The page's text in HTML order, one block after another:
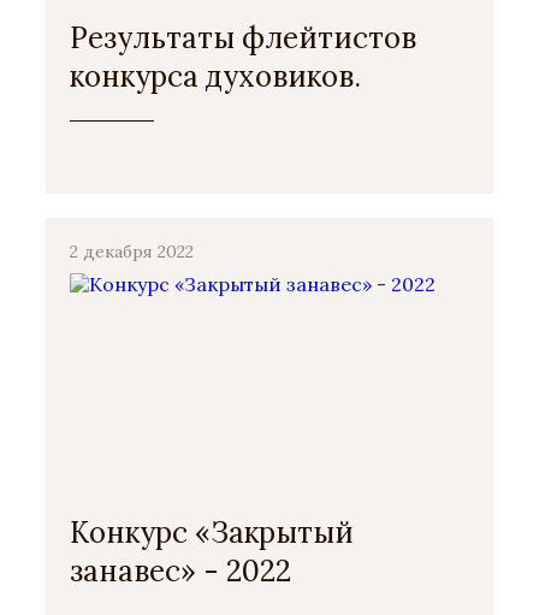
Результаты флейтистов
конкурса духовиков.
2 декабря 2022
Конкурс «Закрытый
занавес» - 2022